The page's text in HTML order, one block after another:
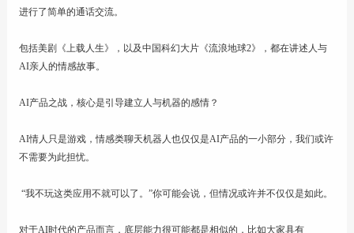
进行了简单的通话交流。
包括美剧《上载人生》，以及中国科幻大片《流浪地球2》，都在讲述人与
AI亲人的情感故事。
AI产品之战，核心是引导建立人与机器的感情？
AI情人只是游戏，情感类聊天机器人也仅仅是AI产品的一小部分，我们或许
不需要为此担忧。
“我不玩这类应用不就可以了。”你可能会说，但情况或许并不仅仅是如此。
对于AI时代的产品而言，底层能力很可能都是相似的，比如大家具有